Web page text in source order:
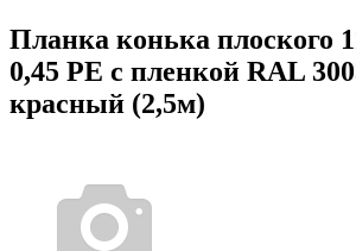
Планка конька плоского
0,45 PE с пленкой RAL
красный (2,5м)